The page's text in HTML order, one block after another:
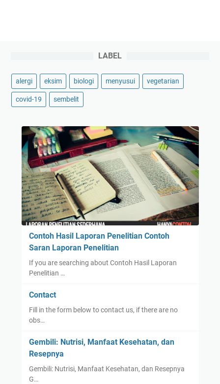
LABEL
alergi eksim biologi menyusui vegetarian
covid-19 sembelit
Contoh Hasil Laporan Penelitian Contoh
Saran Laporan Penelitian
If you are searching about Contoh Hasil Laporan
Penelitian …
Contact
Fill in the form below to contact us, if there are no
obs…
Gembili: Nutrisi, Manfaat Kesehatan, dan
Resepnya
Gembili: Nutrisi, Manfaat Kesehatan, dan Resepnya
G…